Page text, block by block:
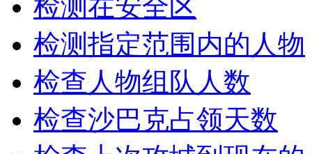
检测在安全区
检测指定范围内的人物
检查人物组队人数
检查沙巴克占领天数